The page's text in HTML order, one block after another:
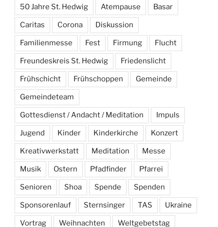
50 Jahre St. Hedwig Atempause Basar
Caritas Corona Diskussion
Familienmesse Fest Firmung Flucht
Freundeskreis St. Hedwig Friedenslicht
Frühschicht Frühschoppen Gemeinde
Gemeindeteam
Gottesdienst / Andacht / Meditation Impuls
Jugend Kinder Kinderkirche Konzert
Kreativwerkstatt Meditation Messe
Musik Ostern Pfadfinder Pfarrei
Senioren Shoa Spende Spenden
Sponsorenlauf Sternsinger TAS Ukraine
Vortrag Weihnachten Weltgebetstag